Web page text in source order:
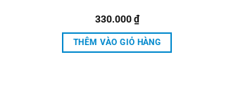
330.000₫
THÊM VÀO GIỎ HÀNG